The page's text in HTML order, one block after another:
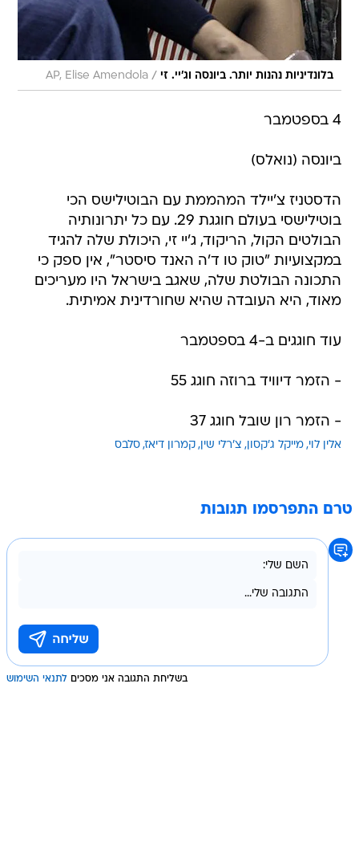
בלונדיניות נהנות יותר. ביונסה וג'יי. זי /
AP, Elise Amendola
4 בספטמבר
ביונסה (נואלס)
הדסטניז צ'יילד המהממת עם הבוטילישס הכי
בוטילישסי בעולם חוגגת 29. עם כל יתרונותיה
הבולטים הקול, הריקוד, ג'יי זי, היכולת שלה להגיד
במקצועיות "טוק טו ד'ה האנד סיסטר", אין ספק כי
התכונה הבולטת שלה, שאגב בישראל היו מעריכים
מאוד, היא העובדה שהיא שחורדינית אמיתית.
עוד חוגגים ב-4 בספטמבר
- הזמר דיוויד ברוזה חוגג 55
- הזמר רון שובל חוגג 37
אלין לוי מייקל ג'קסון צ'רלי שין קמרון דיאז סלבס
טרם התפרסמו תגובות
בשליחת התגובה אני מסכים לתנאי השימוש